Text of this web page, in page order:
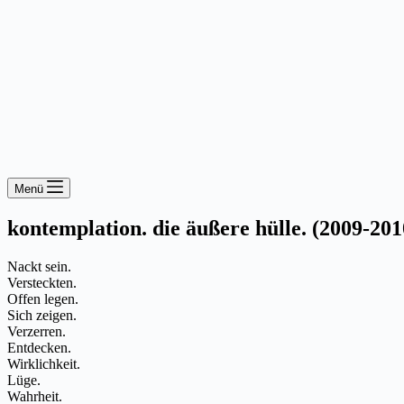
Menü
kontemplation. die äußere hülle. (2009-
Nackt sein.
Versteckten.
Offen legen.
Sich zeigen.
Verzerren.
Entdecken.
Wirklichkeit.
Lüge.
Wahrheit.